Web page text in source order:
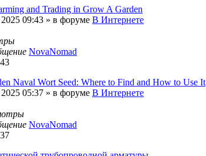
and Trading in Grow A Garden
09:43 » в форуме В Интернете
NovaNomad
Naval Wort Seed: Where to Find and How to Use It
05:37 » в форуме В Интернете
NovaNomad